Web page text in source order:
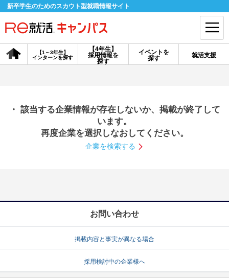
新卒学生のためのスカウト型就職情報サイト
【4年生】
採用情報を
探す
【1～3年生】
インターンを探す
イベントを
探す
就活支援
会員登録 ログイン
探す
【4年生】
説明会を探す
就活ノウハウ・サポート
就活ノウハウが満載！ お役立ち記事・相談室など
・ 該当する企業情報が存在しないか、掲載が終了して
います。
再度企業を選択しなおしてください。
企業を検索する
お問い合わせ
掲載内容と事実が異なる場合
採用検討中の企業様へ